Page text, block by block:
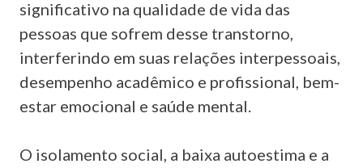
significativo na qualidade de vida das
pessoas que sofrem desse transtorno,
interferindo em suas relações interpessoais,
desempenho acadêmico e profissional, bem-
estar emocional e saúde mental.
O isolamento social, a baixa autoestima e a